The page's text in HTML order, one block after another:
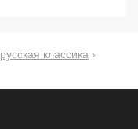
русская классика ›